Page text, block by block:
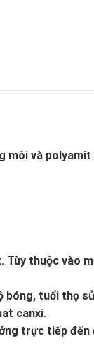
môi và
thuộc vào
tuổi thọ
canxi.
trực tiếp đến